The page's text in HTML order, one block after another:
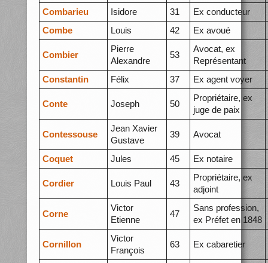
Combarieu
Isidore 31
Ex conducteur
Combe
Louis 42 Ex avoué
Combier
Pierre
Alexandre
53
Avocat, ex
Représentant
Constantin
Félix 37 Ex agent voyer
Conte Joseph 50
Propriétaire, ex
juge de paix
Contessouse
Jean Xavier
Gustave
39 Avocat
Coquet Jules 45 Ex notaire
Cordier Louis Paul 43
Propriétaire, ex
adjoint
Corne
Victor
Etienne
47
Sans profession,
ex Préfet en 1848
Cornillon
Victor
François
63 Ex cabaretier